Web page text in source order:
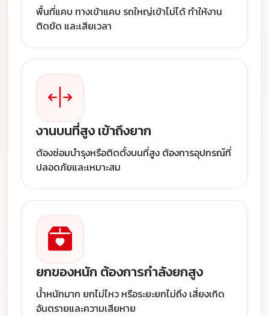
พื้นที่แคบ ทางเข้าแคบ รถใหญ่เข้าไม่ได้ ทำให้งาน
ติดขัด และเสียเวลา
งานบนที่สูง เข้าถึงยาก
ต้องซ่อมบำรุงหรือติดตั้งบนที่สูง ต้องการอุปกรณ์ที่
ปลอดภัยและเหมาะสม
ยกของหนัก ต้องการกำลังยกสูง
น้ำหนักมาก ยกไม่ไหว หรือระยะยกไม่ถึง เสี่ยงเกิด
อันตรายและความเสียหาย